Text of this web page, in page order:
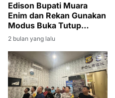
Edison Bupati Muara
Enim dan Rekan Gunakan
Modus Buka Tutup
Rekening
2 bulan yang lalu